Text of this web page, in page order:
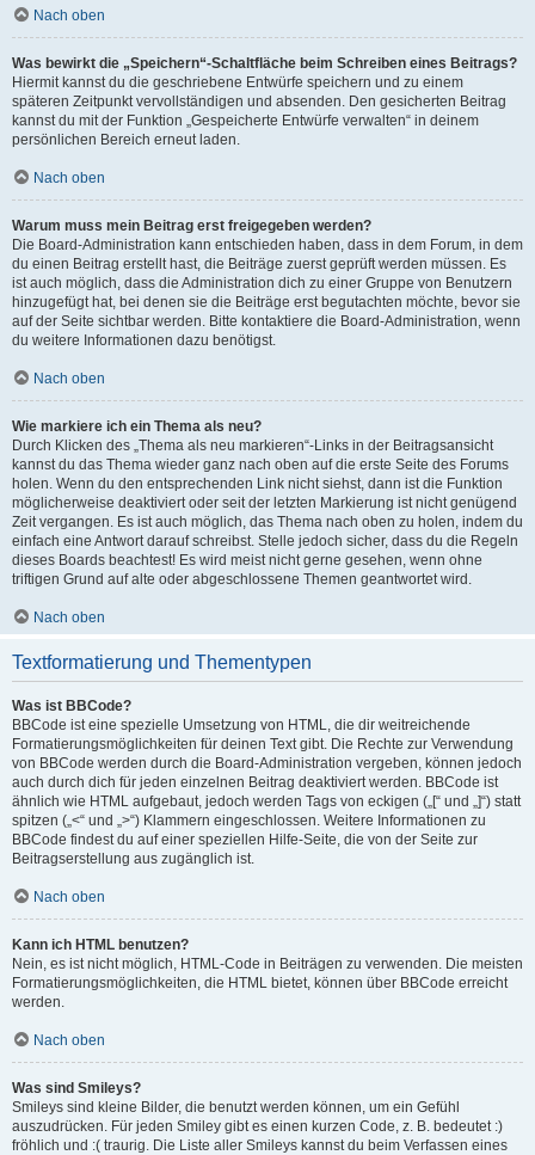
Nach oben
Was bewirkt die „Speichern“-Schaltfläche beim Schreiben eines Beitrags?
Hiermit kannst du die geschriebene Entwürfe speichern und zu einem
späteren Zeitpunkt vervollständigen und absenden. Den gesicherten Beitrag
kannst du mit der Funktion „Gespeicherte Entwürfe verwalten“ in deinem
persönlichen Bereich erneut laden.
Nach oben
Warum muss mein Beitrag erst freigegeben werden?
Die Board-Administration kann entschieden haben, dass in dem Forum, in dem
du einen Beitrag erstellt hast, die Beiträge zuerst geprüft werden müssen. Es
ist auch möglich, dass die Administration dich zu einer Gruppe von Benutzern
hinzugefügt hat, bei denen sie die Beiträge erst begutachten möchte, bevor sie
auf der Seite sichtbar werden. Bitte kontaktiere die Board-Administration, wenn
du weitere Informationen dazu benötigst.
Nach oben
Wie markiere ich ein Thema als neu?
Durch Klicken des „Thema als neu markieren“-Links in der Beitragsansicht
kannst du das Thema wieder ganz nach oben auf die erste Seite des Forums
holen. Wenn du den entsprechenden Link nicht siehst, dann ist die Funktion
möglicherweise deaktiviert oder seit der letzten Markierung ist nicht genügend
Zeit vergangen. Es ist auch möglich, das Thema nach oben zu holen, indem du
einfach eine Antwort darauf schreibst. Stelle jedoch sicher, dass du die Regeln
dieses Boards beachtest! Es wird meist nicht gerne gesehen, wenn ohne
triftigen Grund auf alte oder abgeschlossene Themen geantwortet wird.
Nach oben
Textformatierung und Thementypen
Was ist BBCode?
BBCode ist eine spezielle Umsetzung von HTML, die dir weitreichende
Formatierungsmöglichkeiten für deinen Text gibt. Die Rechte zur Verwendung
von BBCode werden durch die Board-Administration vergeben, können jedoch
auch durch dich für jeden einzelnen Beitrag deaktiviert werden. BBCode ist
ähnlich wie HTML aufgebaut, jedoch werden Tags von eckigen („[“ und „]“) statt
spitzen („<“ und „>“) Klammern eingeschlossen. Weitere Informationen zu
BBCode findest du auf einer speziellen Hilfe-Seite, die von der Seite zur
Beitragserstellung aus zugänglich ist.
Nach oben
Kann ich HTML benutzen?
Nein, es ist nicht möglich, HTML-Code in Beiträgen zu verwenden. Die meisten
Formatierungsmöglichkeiten, die HTML bietet, können über BBCode erreicht
werden.
Nach oben
Was sind Smileys?
Smileys sind kleine Bilder, die benutzt werden können, um ein Gefühl
auszudrücken. Für jeden Smiley gibt es einen kurzen Code, z. B. bedeutet :)
fröhlich und :( traurig. Die Liste aller Smileys kannst du beim Verfassen eines